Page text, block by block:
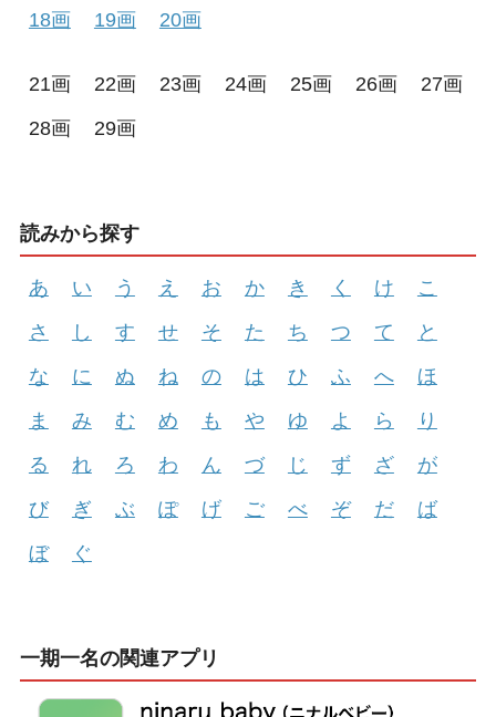
18画
19画 20画
21画 22画 23画 24画 25画 26画
27画
28画
29画
読みから探す
あ い う え お か き く け
こ
さ
し す せ そ た ち つ て
と
な
に ぬ ね の は ひ ふ へ
ほ
ま
み む め も や ゆ よ ら
り
る
れ ろ わ ん づ じ ず ざ
が
び
ぎ ぶ ぽ げ ご べ ぞ だ
ば
ぼ
ぐ
一期一名の関連アプリ